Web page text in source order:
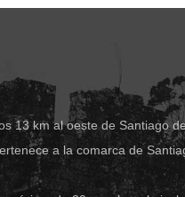
13 km al oeste de Santiago
a la comarca de